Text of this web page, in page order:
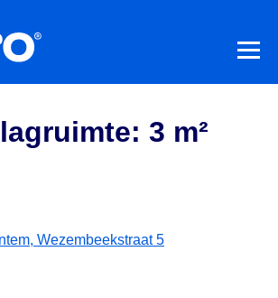
3 m²
Wezembeekstraat 5